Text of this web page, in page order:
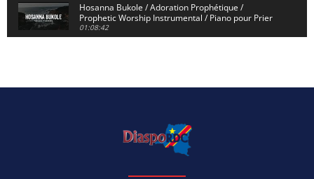
Hosanna Bukole / Adoration Prophétique /
Prophetic Worship Instrumental / Piano pour Prier
01:08:42
Dieu de Secours - God of Rescue / Adoration
Yahweh Sabaoth / Prophetic Worship Instrumental
/ Piano pour prier / Instrumental d'intercession
ELIKIA NA NGAI / Instrumental de Prière / 1H